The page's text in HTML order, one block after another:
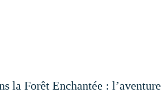
la Forêt Enchantée : l’aventure